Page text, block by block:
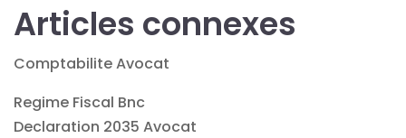
Articles connexes
Comptabilite Avocat
Regime Fiscal Bnc
Declaration 2035 Avocat